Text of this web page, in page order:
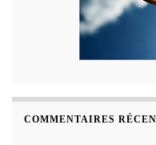
COMMENTAIRES